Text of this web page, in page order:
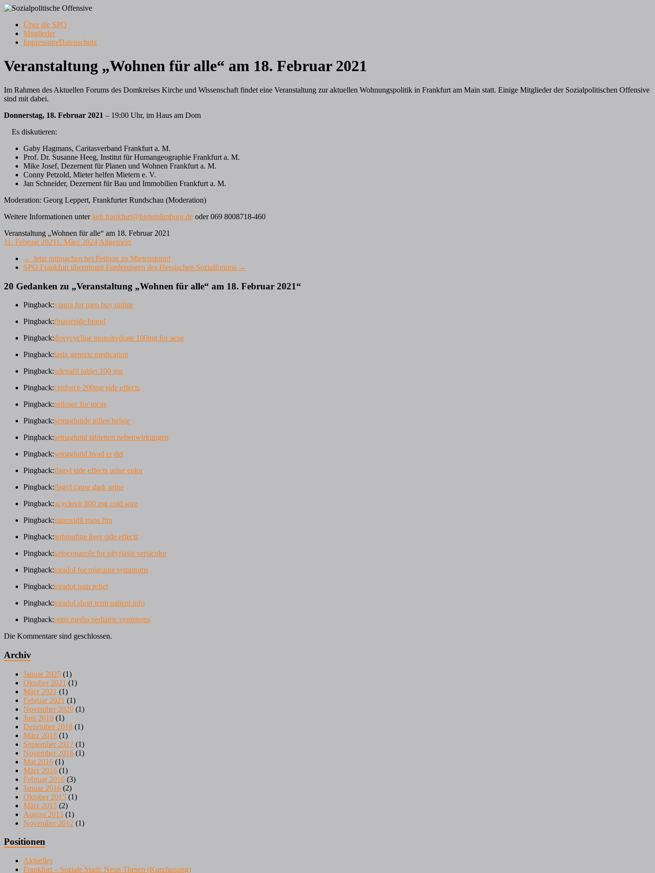
Zum
springen
Sozialpolitische Offensive
Frankfurt am Main
Menü
Über die SPO
Mitglieder
Impressum/Datenschutz
Veranstaltung „Wohnen für alle“ am 18. Februar 2021
Im Rahmen des Aktuellen Forums des Domkreises Kirche und Wissenschaft findet eine Veranstaltung zur aktuellen Wohnungspolitik in Frankfurt am Main statt. Einige Mitglieder der Sozialpolitischen Offensive
sind mit dabei.
Donnerstag, 18. Februar 2021 – 19:00 Uhr, im Haus am Dom
Es diskutieren:
Gaby Hagmans, Caritasverband Frankfurt a. M.
Prof. Dr. Susanne Heeg, Institut für Humangeographie Frankfurt a. M.
Mike Josef, Dezernent für Planen und Wohnen Frankfurt a. M.
Conny Petzold, Mieter helfen Mietern e. V.
Jan Schneider, Dezernent für Bau und Immobilien Frankfurt a. M.
Moderation: Georg Leppert, Frankfurter Rundschau (Moderation)
Weitere Informationen unterkeb.frankfurt@bistumlimburg.de oder 069 8008718-460
Veranstaltung „Wohnen für alle“ am 18. Februar 2021
11. Februar 20211. März 2024 Allgemein
← Jetzt mitmachen bei Petition zu Mietenstopp!
SPO Frankfurt übernimmt Forderungen des Hessischen Sozialforums →
20 Gedanken zu „Veranstaltung „Wohnen für alle“ am 18. Februar 2021“
Pingback:viagra for men buy online
Pingback:finasteride brand
Pingback:doxycycline monohydrate 100mg for acne
Pingback:lasix generic medication
Pingback:udenafil tablet 100 mg
Pingback:cenforce 200mg side effects
Pingback:prilosec for mcas
Pingback:semaglutide pillen belgie
Pingback:semaglutid tabletten nebenwirkungen
Pingback:semaglutid hvad er det
Pingback:flagyl side effects urine color
Pingback:flagyl cause dark urine
Pingback:acyclovir 800 mg cold sore
Pingback:minoxidil trans ftm
Pingback:terbinafine liver side effects
Pingback:ketoconazole for pityriasis versicolor
Pingback:toradol for migraine symptoms
Pingback:toradol pain relief
Pingback:toradol short term patient info
Pingback:otitis media pediatric symptoms
Die Kommentare sind geschlossen.
Archiv
Januar 2025 (1)
Oktober 2021 (1)
März 2021 (1)
Februar 2021 (1)
November 2020 (1)
Juni 2019 (1)
Dezember 2018 (1)
März 2018 (1)
September 2017 (1)
November 2016 (1)
Mai 2016 (1)
März 2016 (1)
Februar 2016 (3)
Januar 2016 (2)
Oktober 2015 (1)
März 2015 (2)
August 2013 (1)
November 2012 (1)
Positionen
Aktuelles
Frankfurt – Soziale Stadt: Neun Thesen (Kurzfassung)